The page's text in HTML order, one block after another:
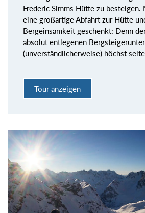
Frederic Simms Hütte zu besteigen.
eine großartige Abfahrt zur Hütte
Bergeinsamkeit geschenkt: Denn
absolut entlegenen
(unverständlicherweise) höchst
Tour anzeigen